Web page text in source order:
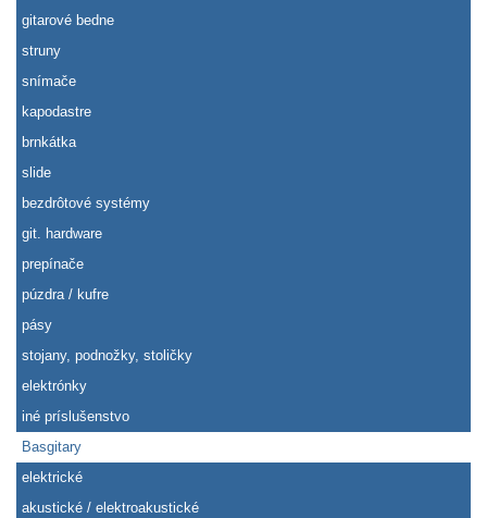
gitarové bedne
struny
snímače
kapodastre
brnkátka
slide
bezdrôtové systémy
git. hardware
prepínače
púzdra / kufre
pásy
stojany, podnožky, stoličky
elektrónky
iné príslušenstvo
Basgitary
elektrické
akustické / elektroakustické